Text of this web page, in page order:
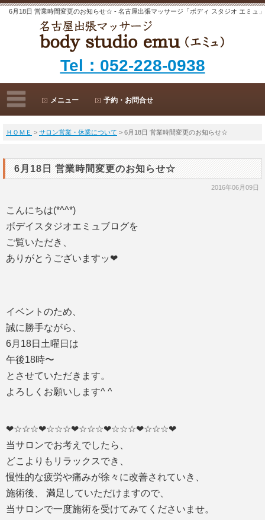
6月18日 営業時間変更のお知らせ☆ - 名古屋出張マッサージ「ボディ スタジオ エミュ」
Tel：052-228-0938
メニュー 予約・お問合せ
ＨＯＭＥ > サロン営業・休業について > 6月18日 営業時間変更のお知らせ☆
6月18日 営業時間変更のお知らせ☆
2016年06月09日
こんにちは(*^^*)
ボデイスタジオエミュブログを
ご覧いただき、
ありがとうございますッ❤︎
イベントのため、
誠に勝手ながら、
6月18日土曜日は
午後18時〜
とさせていただきます。
よろしくお願いします^ ^
❤︎☆☆☆❤☆☆☆❤☆☆☆❤☆☆☆❤☆☆☆❤
当サロンでお考えでしたら、
どこよりもリラックスでき、
慢性的な疲労や痛みが徐々に改善されていき、
施術後、 満足していただけますので、
当サロンで一度施術を受けてみてくださいませ。